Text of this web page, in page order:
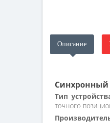
Описание
Синхронный
Тип
точного